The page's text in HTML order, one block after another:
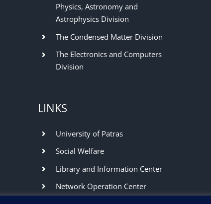
Physics, Astronomy and
Astrophysics Division
The Condensed Matter Division
The Electronics and Computers
Division
LINKS
University of Patras
Social Welfare
Library and Information Center
Network Operation Center